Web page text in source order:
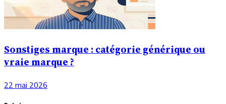
Sonstiges marque : catégorie générique ou
vraie marque ?
22 mai 2026